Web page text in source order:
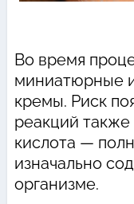
Во время
миниатюрные
кремы. Риск
реакций
кислота —
изначально
организме.